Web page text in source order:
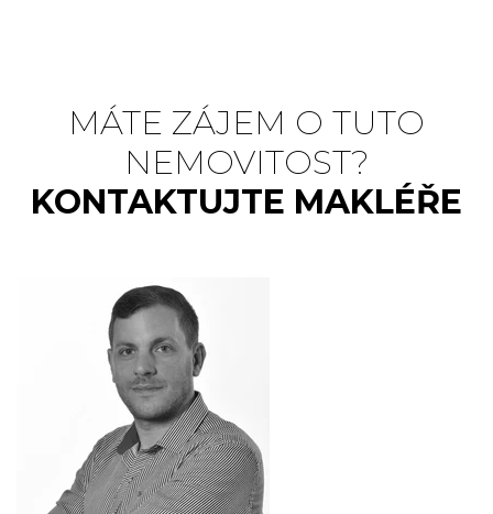
MÁTE ZÁJEM O TUTO
NEMOVITOST?
KONTAKTUJTE MAKLÉŘE